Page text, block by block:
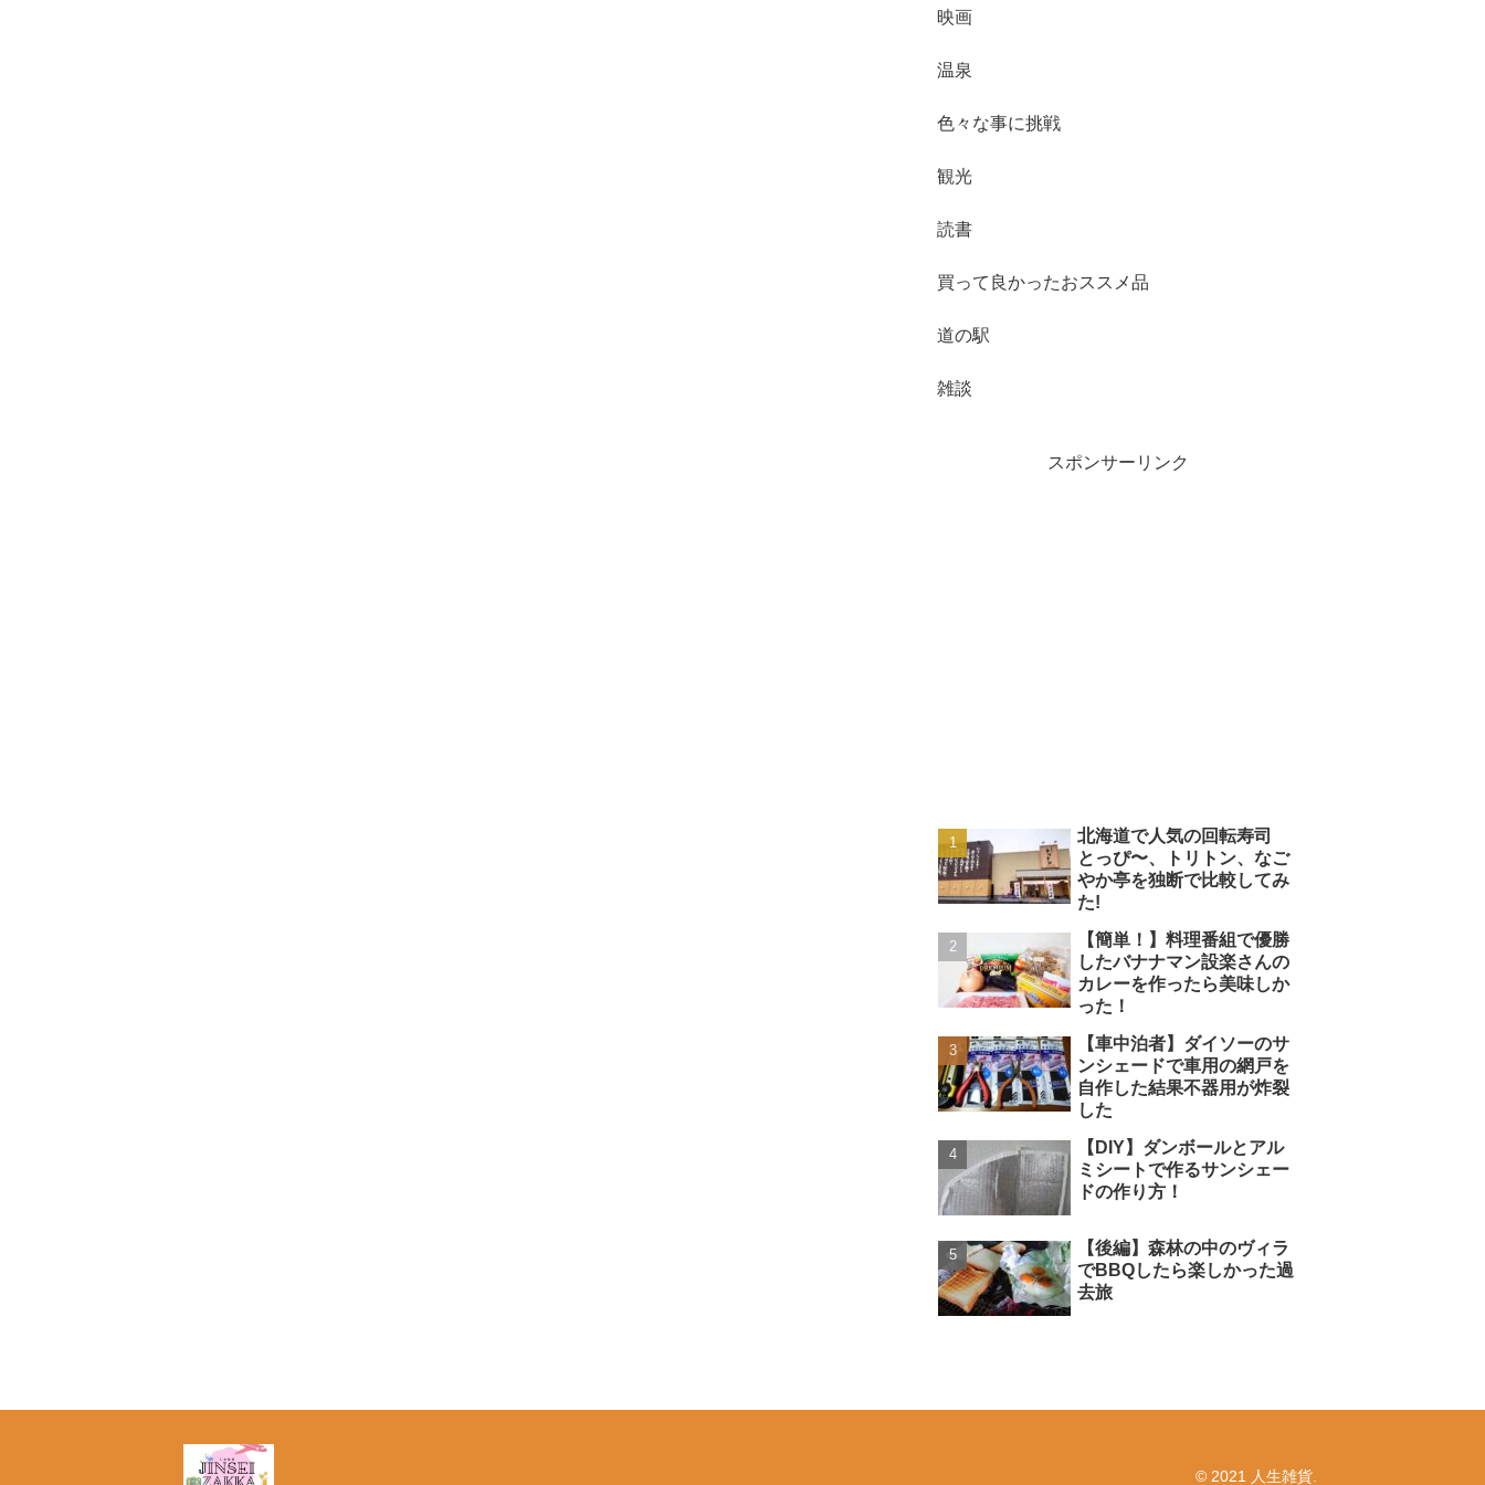
映画
温泉
色々な事に挑戦
観光
読書
買って良かったおススメ品
道の駅
雑談
スポンサーリンク
北海道で人気の回転寿司
とっぴ〜、トリトン、なご
やか亭を独断で比較してみ
た!
【簡単！】料理番組で優勝
したバナナマン設楽さんの
カレーを作ったら美味しか
った！
【車中泊者】ダイソーのサ
ンシェードで車用の網戸を
自作した結果不器用が炸裂
した
【DIY】ダンボールとアル
ミシートで作るサンシェー
ドの作り方！
【後編】森林の中のヴィラ
でBBQしたら楽しかった過
去旅
© 2021 人生雑貨.